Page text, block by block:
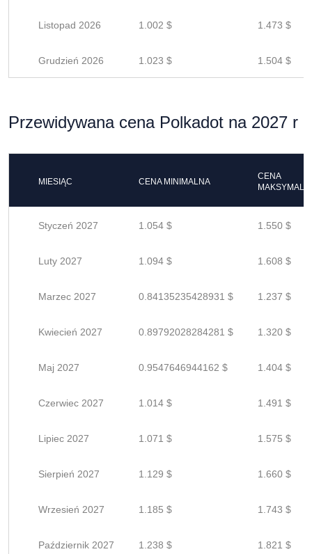
Listopad 2026 1.002 $ 1.473 $
Grudzień 2026 1.023 $ 1.504 $
Przewidywana cena Polkadot na 2027 r
MIESIĄC CENA MINIMALNA
CENA
Styczeń 2027 1.054 $ 1.550 $
Luty 2027 1.094 $ 1.608 $
Marzec 2027 0.84135235428931 $ 1.237 $
Kwiecień 2027 0.89792028284281 $ 1.320 $
Maj 2027 0.9547646944162 $ 1.404 $
Czerwiec 2027 1.014 $ 1.491 $
Lipiec 2027 1.071 $ 1.575 $
Sierpień 2027 1.129 $ 1.660 $
Wrzesień 2027 1.185 $ 1.743 $
Październik 2027 1.238 $ 1.821 $